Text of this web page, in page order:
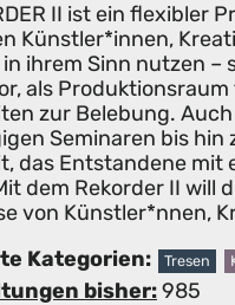
II ist ein
Künstler*innen,
ihrem Sinn nutzen
als
zur Belebung.
Seminaren bis
das Entstandene mit
dem Rekorder II will
von Künstler*nnen,
Kategorien:
Tresen
bisher:985